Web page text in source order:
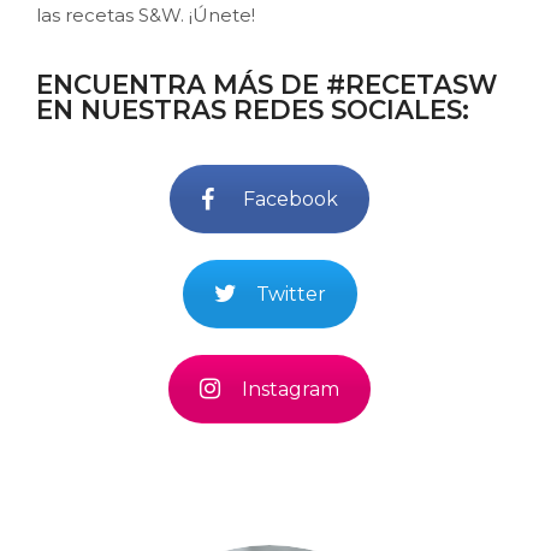
las recetas S&W. ¡Únete!
ENCUENTRA MÁS DE #RECETASW
EN NUESTRAS REDES SOCIALES:
Facebook
Twitter
Instagram